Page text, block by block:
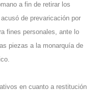
a fin de retirar los
de prevaricación por
fines personales, ante lo
piezas a la monarquía de
en cuanto a restitución